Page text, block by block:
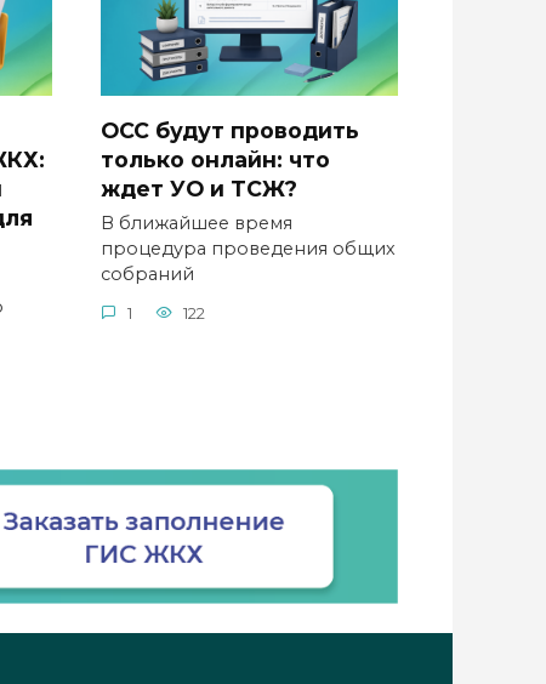
ОСС будут проводить
только онлайн: что
ждет УО и ТСЖ?
В ближайшее время
процедура проведения общих
собраний
1 122